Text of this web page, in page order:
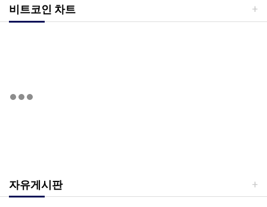
비트코인 차트
자유게시판